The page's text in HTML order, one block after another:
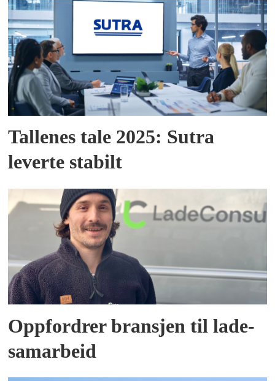
Tallenes tale 2025: Sutra
leverte stabilt
Oppfordrer bransjen til lade-
samarbeid